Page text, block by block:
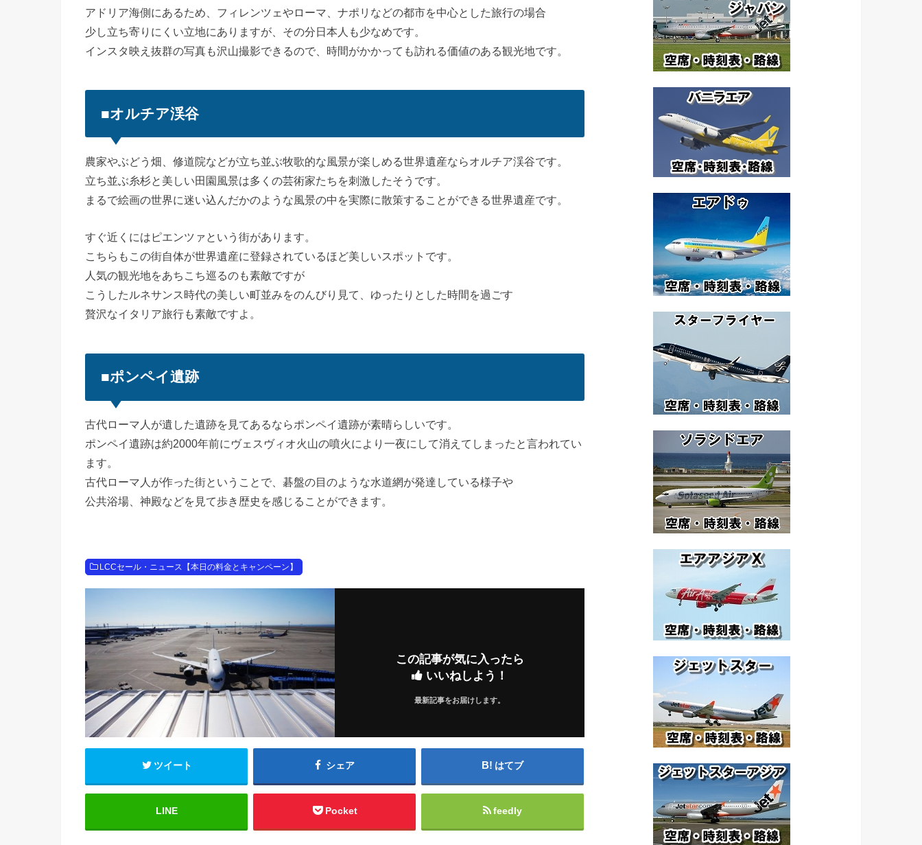
アドリア海側にあるため、フィレンツェやローマ、ナポリなどの都市を中心とした旅行の場合
少し立ち寄りにくい立地にありますが、その分日本人も少なめです。
インスタ映え抜群の写真も沢山撮影できるので、時間がかかっても訪れる価値のある観光地です。
■オルチア渓谷
農家やぶどう畑、修道院などが立ち並ぶ牧歌的な風景が楽しめる世界遺産ならオルチア渓谷です。
立ち並ぶ糸杉と美しい田園風景は多くの芸術家たちを刺激したそうです。
まるで絵画の世界に迷い込んだかのような風景の中を実際に散策することができる世界遺産です。
すぐ近くにはピエンツァという街があります。
こちらもこの街自体が世界遺産に登録されているほど美しいスポットです。
人気の観光地をあちこち巡るのも素敵ですが
こうしたルネサンス時代の美しい町並みをのんびり見て、ゆったりとした時間を過ごす
贅沢なイタリア旅行も素敵ですよ。
■ポンペイ遺跡
古代ローマ人が遺した遺跡を見てあるならポンペイ遺跡が素晴らしいです。
ポンペイ遺跡は約2000年前にヴェスヴィオ火山の噴火により一夜にして消えてしまったと言われてい
ます。
古代ローマ人が作った街ということで、碁盤の目のような水道網が発達している様子や
公共浴場、神殿などを見て歩き歴史を感じることができます。
LCCセール・ニュース【本日の料金とキャンペーン】
この記事が気に入ったら
いいねしよう！
最新記事をお届けします。
ツイート シェア はてブ
LINE Pocket feedly